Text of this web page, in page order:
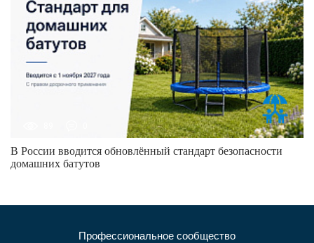
В России вводится обновлённый стандарт безопасности
домашних батутов
Профессиональное сообщество